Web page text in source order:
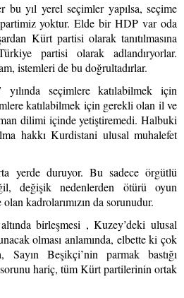
yıl yerel seçimler yapılsa, seçime
yoktur. Elde bir HDP var oda
Kürt partisi olarak tanıtılmasına
partisi olarak adlandıryorlar.
istemleri de bu doğrultadırlar.
seçimlere katılabilmek için
katılabilmek için gerekli olan il ve
dilimi içinde yetiştiremedi. Halbuki
hakkı Kurdistani ulusal muhalefet
yerde duruyor. Bu sadece örgütlü
değişik nedenlerden ötürü oyun
olan kadrolarımızın da sorunudur.
birleşmesi , Kuzey’deki ulusal
olması anlamında, elbette ki çok
Beşikçi’nin parmak bastığı
sorunu hariç, tüm Kürt partilerinin ortak